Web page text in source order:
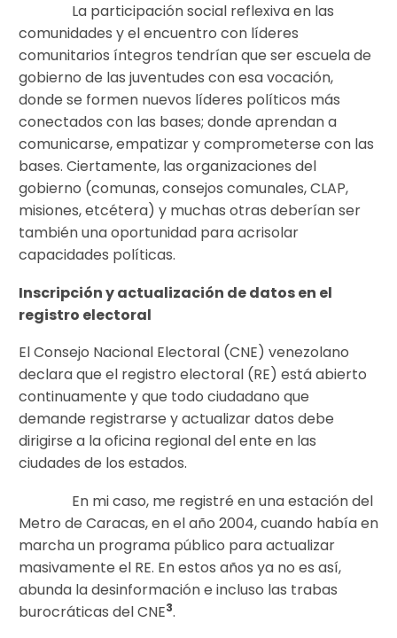
La participación social reflexiva en las
comunidades y el encuentro con líderes
comunitarios íntegros tendrían que ser escuela de
gobierno de las juventudes con esa vocación,
donde se formen nuevos líderes políticos más
conectados con las bases; donde aprendan a
comunicarse, empatizar y comprometerse con las
bases. Ciertamente, las organizaciones del
gobierno (comunas, consejos comunales, CLAP,
misiones, etcétera) y muchas otras deberían ser
también una oportunidad para acrisolar
capacidades políticas.
Inscripción y actualización de datos en el
registro electoral
El Consejo Nacional Electoral (CNE) venezolano
declara que el registro electoral (RE) está abierto
continuamente y que todo ciudadano que
demande registrarse y actualizar datos debe
dirigirse a la oficina regional del ente en las
ciudades de los estados.
En mi caso, me registré en una estación del
Metro de Caracas, en el año 2004, cuando había en
marcha un programa público para actualizar
masivamente el RE. En estos años ya no es así,
abunda la desinformación e incluso las trabas
burocráticas del CNE3.